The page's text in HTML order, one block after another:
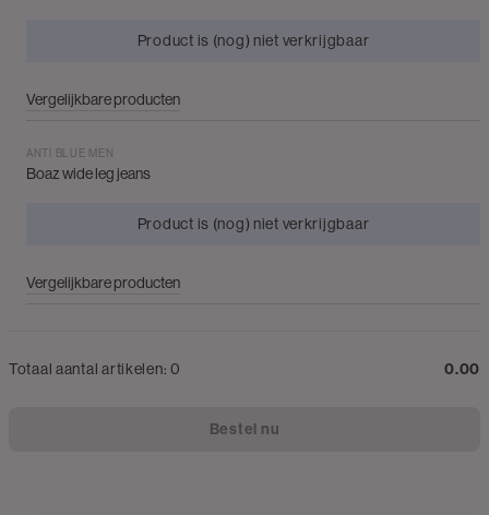
Product is (nog) niet verkrijgbaar
Vergelijkbare producten
ANTI BLUE MEN
Boaz wide leg jeans
Product is (nog) niet verkrijgbaar
Vergelijkbare producten
Totaal aantal artikelen:0 0.00
Bestel nu